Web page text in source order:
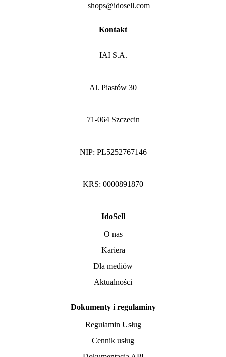
shops@idosell.com
Kontakt
IAI S.A.
Al. Piastów 30
71-064 Szczecin
NIP: PL5252767146
KRS: 0000891870
IdoSell
O nas
Kariera
Dla mediów
Aktualności
Dokumenty i regulaminy
Regulamin Usług
Cennik usług